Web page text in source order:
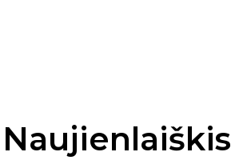
Naujienlaiškis